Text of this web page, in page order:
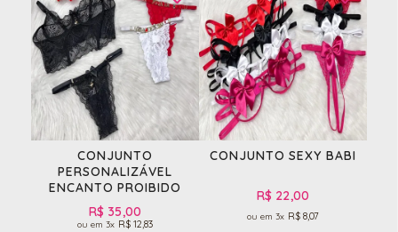
CONJUNTO
PERSONALIZÁVEL
ENCANTO PROIBIDO
R$ 35,00
3x R$ 12,83
CONJUNTO SEXY BABI
R$ 22,00
3x R$ 8,07